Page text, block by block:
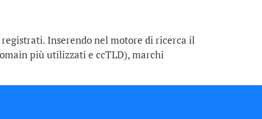
Inserendo nel motore di ricerca il
più utilizzati e ccTLD), marchi